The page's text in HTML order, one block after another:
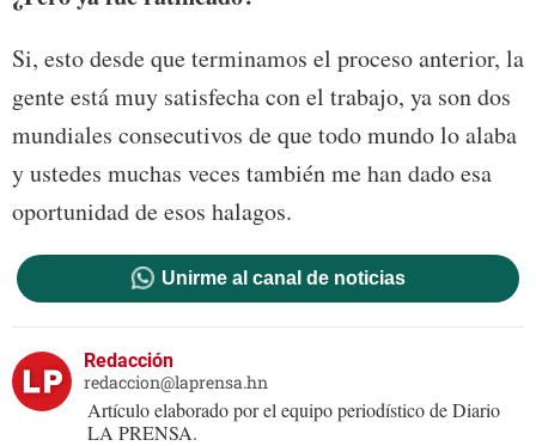
Si, esto desde que terminamos el proceso anterior, la
gente está muy satisfecha con el trabajo, ya son dos
mundiales consecutivos de que todo mundo lo alaba
y ustedes muchas veces también me han dado esa
oportunidad de esos halagos.
Unirme al canal de noticias
Redacción
redaccion@laprensa.hn
Artículo elaborado por el equipo periodístico de Diario
LA PRENSA.